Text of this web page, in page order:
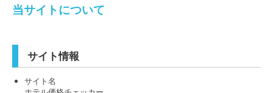
当サイトについて
サイト情報
サイト名